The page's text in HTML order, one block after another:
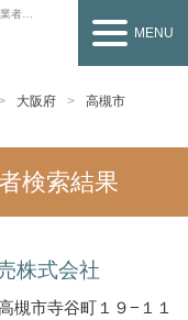
なら
MENU
大阪府 高槻市
検索結果
株式会社
槻市寺谷町１９−１１